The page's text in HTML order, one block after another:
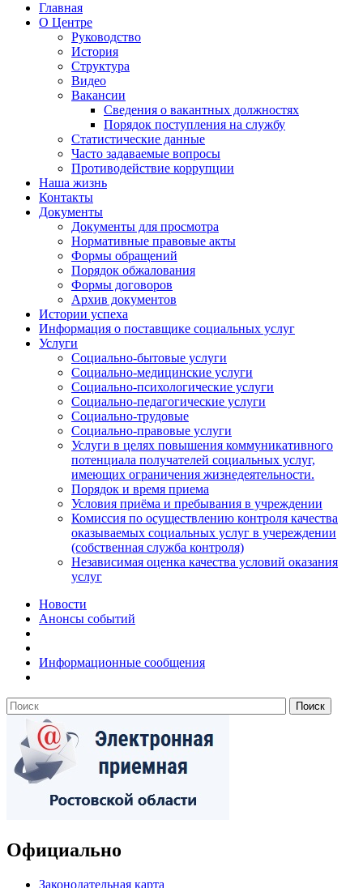
Главная
О Центре
Руководство
История
Структура
Видео
Вакансии
Сведения о вакантных должностях
Порядок поступления на службу
Статистические данные
Часто задаваемые вопросы
Противодействие коррупции
Наша жизнь
Контакты
Документы
Документы для просмотра
Нормативные правовые акты
Формы обращений
Порядок обжалования
Формы договоров
Архив документов
Истории успеха
Информация о поставщике социальных услуг
Услуги
Социально-бытовые услуги
Социально-медицинские услуги
Социально-психологические услуги
Социально-педагогические услуги
Социально-трудовые
Социально-правовые услуги
Услуги в целях повышения коммуникативного
потенциала получателей социальных услуг,
имеющих ограничения жизнедеятельности.
Порядок и время приема
Условия приёма и пребывания в учреждении
Комиссия по осуществлению контроля качества
оказываемых социальных услуг в учереждении
(собственная служба контроля)
Независимая оценка качества условий оказания
услуг
Новости
Анонсы событий
Информационные сообщения
Официально
Законодательная карта